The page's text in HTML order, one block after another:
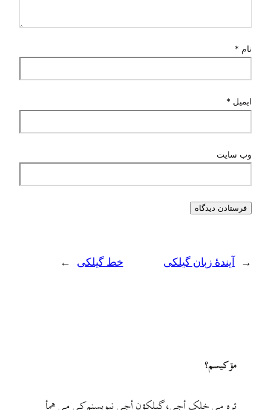
نام *
ایمیل *
وب‌ سایت
← آیندهٔ زبان گیلکی خط گیلکی →
مۊ کيسم؟
ئره مي خلک أجي، گيلکؤن أجي نيويسنم کي مي همأ